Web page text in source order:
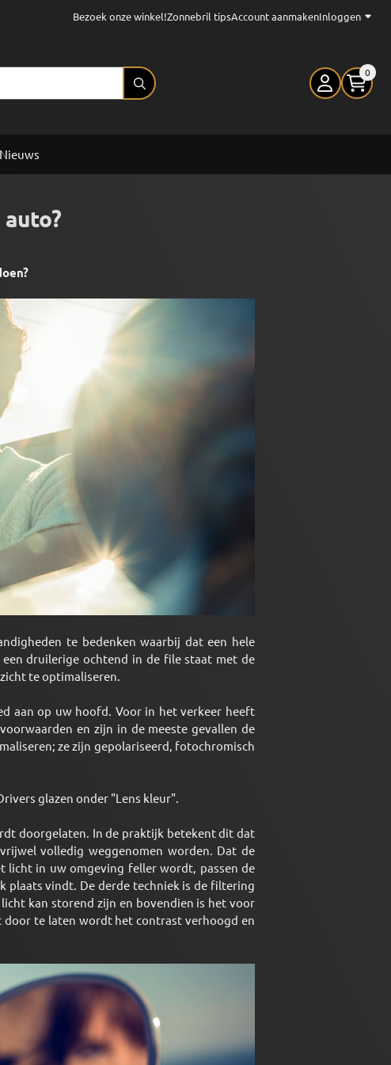
Bezoek onze winkel!Zonnebril tipsAccount aanmakenInloggen
0
Nieuws
te bedenken waarbij dat een hele
druilerige ochtend in de file staat met de
te optimaliseren.
aan op uw hoofd. Voor in het verkeer heeft
en zijn in de meeste gevallen de
ze zijn gepolariseerd, fotochromisch
glazen onder "Lens kleur".
doorgelaten. In de praktijk betekent dit dat
volledig weggenomen worden. Dat de
licht in uw omgeving feller wordt, passen de
plaats vindt. De derde techniek is de filtering
kan storend zijn en bovendien is het voor
te laten wordt het contrast verhoogd en